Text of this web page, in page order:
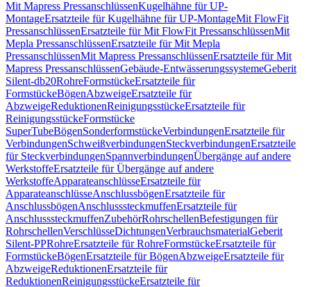
Mit Mapress PressanschlüssenKugelhähne für UP-
MontageErsatzteile für Kugelhähne für UP-MontageMit FlowFit
PressanschlüssenErsatzteile für Mit FlowFit PressanschlüssenMit
Mepla PressanschlüssenErsatzteile für Mit Mepla
PressanschlüssenMit Mapress PressanschlüssenErsatzteile für Mit
Mapress PressanschlüssenGebäude-EntwässerungssystemeGeberit
Silent-db20RohreFormstückeErsatzteile für
FormstückeBögenAbzweigeErsatzteile für
AbzweigeReduktionenReinigungsstückeErsatzteile für
ReinigungsstückeFormstücke
SuperTubeBögenSonderformstückeVerbindungenErsatzteile für
VerbindungenSchweißverbindungenSteckverbindungenErsatzteile
für SteckverbindungenSpannverbindungenÜbergänge auf andere
WerkstoffeErsatzteile für Übergänge auf andere
WerkstoffeApparateanschlüsseErsatzteile für
ApparateanschlüsseAnschlussbögenErsatzteile für
AnschlussbögenAnschlusssteckmuffenErsatzteile für
AnschlusssteckmuffenZubehörRohrschellenBefestigungen für
RohrschellenVerschlüsseDichtungenVerbrauchsmaterialGeberit
Silent-PPRohreErsatzteile für RohreFormstückeErsatzteile für
FormstückeBögenErsatzteile für BögenAbzweigeErsatzteile für
AbzweigeReduktionenErsatzteile für
ReduktionenReinigungsstückeErsatzteile für